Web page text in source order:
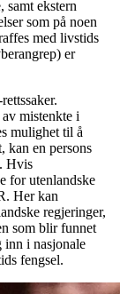
samt ekstern
som på noen
med livstids
er
mistenkte i
mulighet til å
kan en persons
Hvis
for utenlandske
Her kan
regjeringer,
som blir funnet
inn i nasjonale
fengsel.